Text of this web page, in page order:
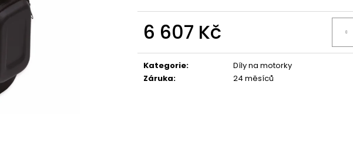
6 607 Kč
cena:
Kategorie:
Díly na motorky
Záruka: 24 měsíců
TRIČKO DC SPEED BÍLO-ČERNÉ
1 044 Kč
TRIČKO DC SPEED ČERVENO-ČERNÉ